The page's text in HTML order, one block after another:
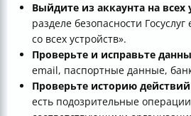
Выйдите из аккаунта на всех
разделе безопасности
со всех устройств».
Проверьте и исправьте
email, паспортные данные,
Проверьте историю
есть подозрительные